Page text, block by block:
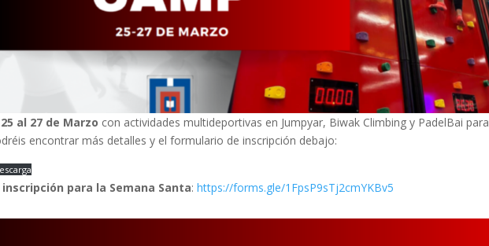
al 27 de Marzo con actividades multideportivas en Jumpyar, Biwak Climbing y PadelBai para
encontrar más detalles y el formulario de inscripción debajo:
inscripción para la Semana Santa:https://forms.gle/1FpsP9sTj2cmYKBv5